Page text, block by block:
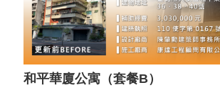
和平華廈公寓（套餐B）